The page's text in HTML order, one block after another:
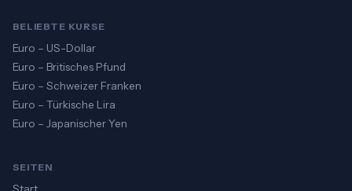
BELIEBTE KURSE
Euro – US-Dollar
Euro – Britisches Pfund
Euro – Schweizer Franken
Euro – Türkische Lira
Euro – Japanischer Yen
SEITEN